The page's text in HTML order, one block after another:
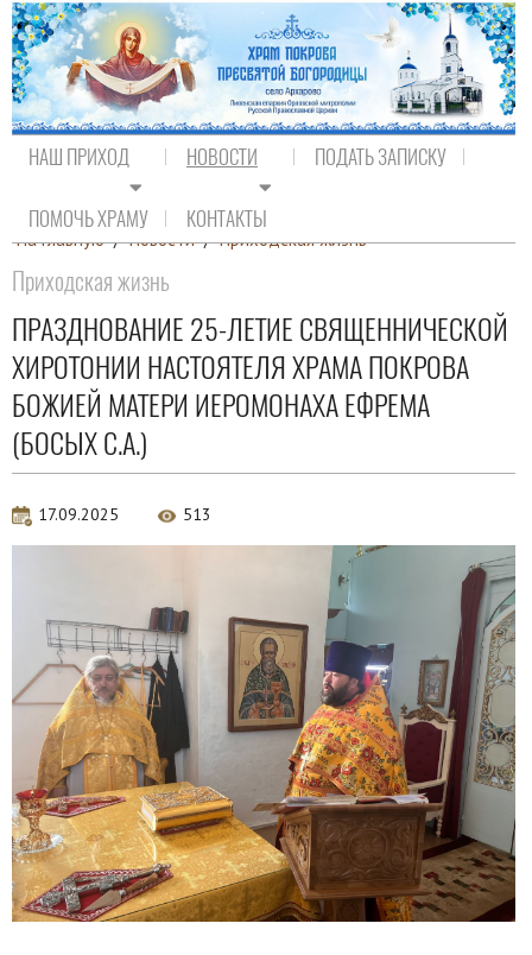
НАШ ПРИХОД НОВОСТИ ПОДАТЬ ЗАПИСКУ
ПОМОЧЬ ХРАМУ КОНТАКТЫ
На главную / Новости / Приходская жизнь
Приходская жизнь
ПРАЗДНОВАНИЕ 25-ЛЕТИЕ СВЯЩЕННИЧЕСКОЙ
ХИРОТОНИИ НАСТОЯТЕЛЯ ХРАМА ПОКРОВА
БОЖИЕЙ МАТЕРИ ИЕРОМОНАХА ЕФРЕМА
(БОСЫХ С.А.)
17.09.2025 513